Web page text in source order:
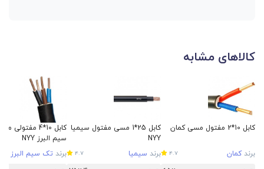
کالاهای مشابه
کابل 10*2 مفتول مسی کمان
برندکمان 4.7
کابل 25*1 مسی مفتول سیمیا
NYY
برند سیمیا 4.7
کابل 10*4
سیم البرز NYY
برند تک سیم البرز